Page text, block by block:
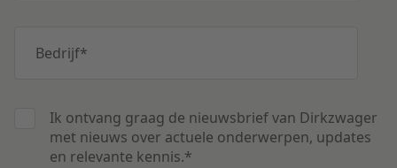
Bedrijf*
Ik ontvang graag de nieuwsbrief van Dirkzwager
met nieuws over actuele onderwerpen, updates
en relevante kennis.*